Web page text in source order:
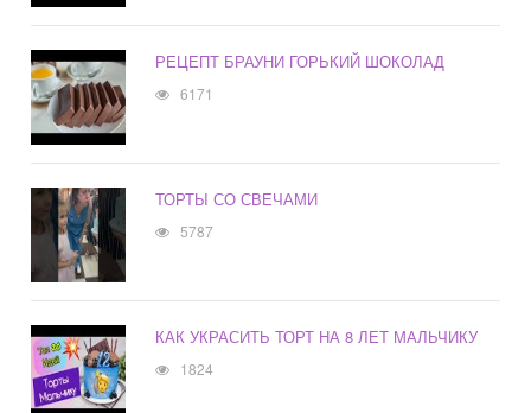
РЕЦЕПТ БРАУНИ ГОРЬКИЙ ШОКОЛАД
6171
ТОРТЫ СО СВЕЧАМИ
5787
КАК УКРАСИТЬ ТОРТ НА 8 ЛЕТ МАЛЬЧИКУ
1824